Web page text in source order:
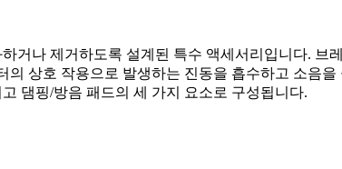
거나 제거하도록 설계된 특수 액세서리입니다.
상호 작용으로 발생하는 진동을 흡수하고 소음
댐핑/방음 패드의 세 가지 요소로 구성됩니다.